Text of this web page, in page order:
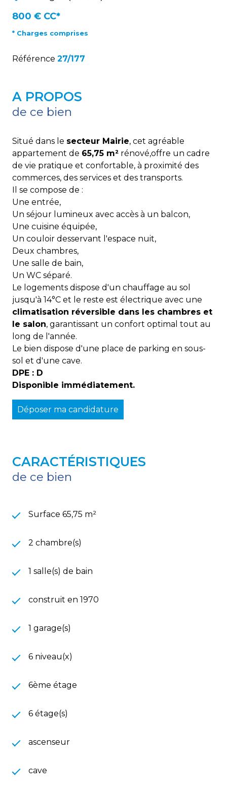
800 € CC*
* Charges comprises
Référence 27/177
A PROPOS
de ce bien
Situé dans le secteur Mairie, cet agréable
appartement de 65,75 m² rénové,offre un cadre
de vie pratique et confortable, à proximité des
commerces, des services et des transports.
Il se compose de :
Une entrée,
Un séjour lumineux avec accès à un balcon,
Une cuisine équipée,
Un couloir desservant l'espace nuit,
Deux chambres,
Une salle de bain,
Un WC séparé.
Le logements dispose d'un chauffage au sol
jusqu'à 14°C et le reste est électrique avec une
climatisation réversible dans les chambres et
le salon, garantissant un confort optimal tout au
long de l'année.
Le bien dispose d'une place de parking en sous-
sol et d'une cave.
DPE : D
Disponible immédiatement.
Déposer ma candidature
CARACTÉRISTIQUES
de ce bien
Surface 65,75 m²
2 chambre(s)
1 salle(s) de bain
construit en 1970
1 garage(s)
6 niveau(x)
6ème étage
6 étage(s)
ascenseur
cave